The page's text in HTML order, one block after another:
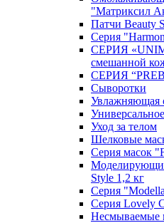
"Матриксил
Патчи Beauty
Серия
СЕРИЯ
смешанной
СЕРИЯ
Сыворотки
Увлажняющая
Уход за телом
Шелковые
Серия масок
Style 1,2 кг
Серия
Cерия Lovely
Несмываемые